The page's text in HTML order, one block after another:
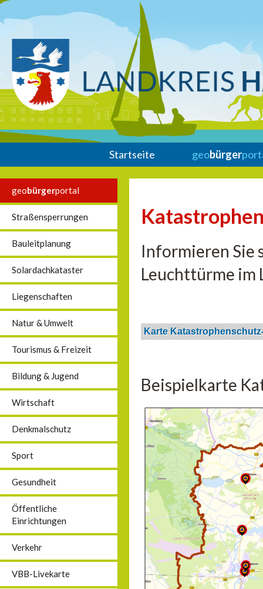
Startseite geobürger
geobürgerportal
Straßensperrungen
Bauleitplanung
Solardachkataster
Liegenschaften
Natur & Umwelt
Tourismus & Freizeit
Bildung & Jugend
Wirtschaft
Denkmalschutz
Sport
Gesundheit
Öffentliche
Einrichtungen
Verkehr
VBB-Livekarte
Informieren Sie
Leuchttürme im
Karte
Beispielkarte